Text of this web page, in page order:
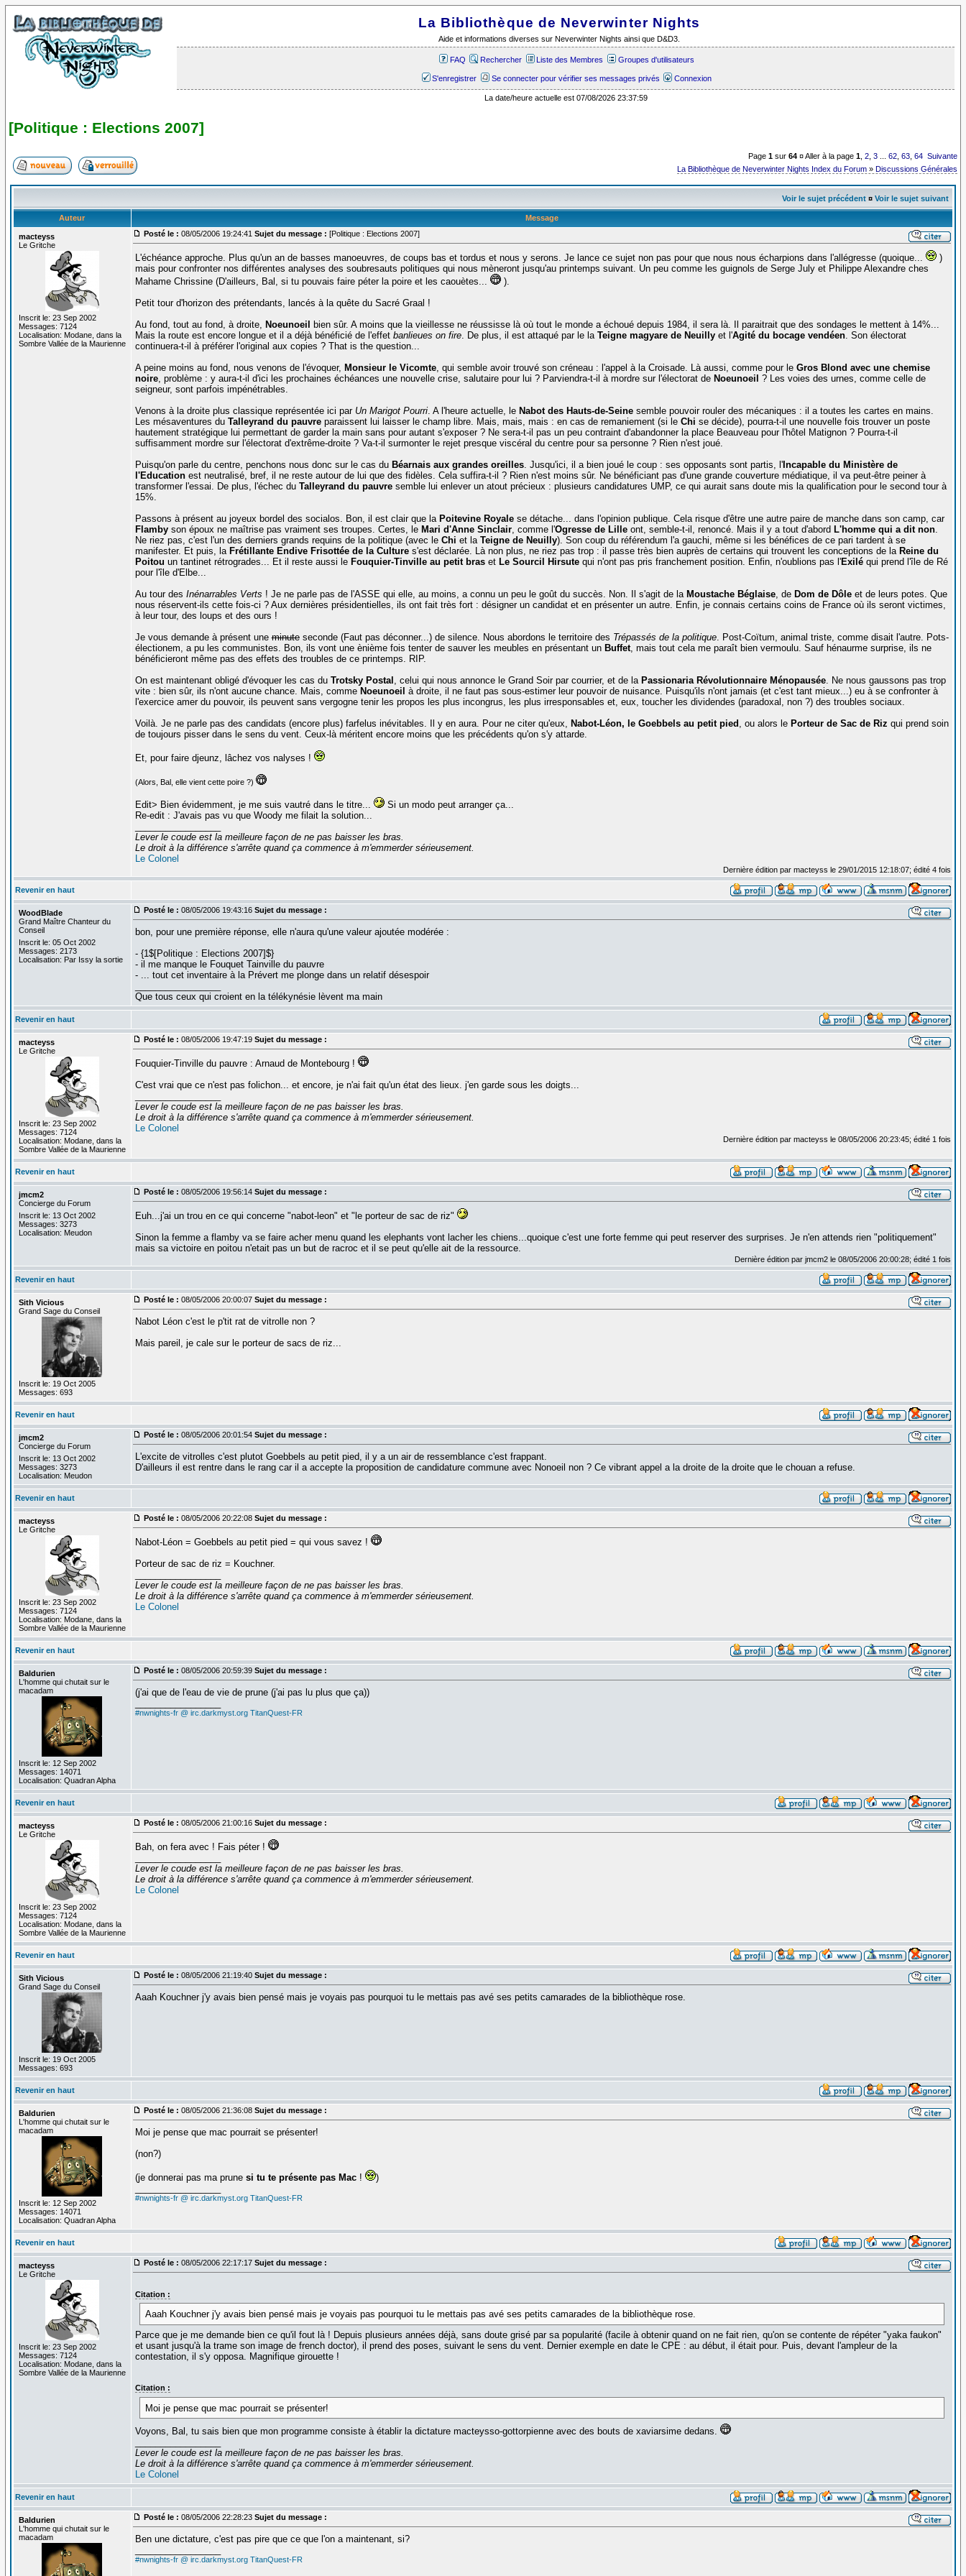
La Bibliothèque de Neverwinter Nights
Aide et informations diverses sur Neverwinter Nights ainsi que D&D3.
FAQ Rechercher Liste des Membres Groupes d'utilisateurs
S'enregistrer Se connecter pour vérifier ses messages privés Connexion
La date/heure actuelle est 07/08/2026 23:37:59
[Politique : Elections 2007]
Page1 sur64 ¤ Aller à la page1 ,2 ,3 ...62 ,63 ,64 Suivante
La Bibliothèque de Neverwinter Nights Index du Forum »Discussions Générales
Voir le sujet précédent¤ Voir le sujet suivant
Auteur Message
macteyss
Le Gritche
Inscrit le: 23 Sep 2002
Messages: 7124
Localisation: Modane, dans la
Sombre Vallée de la Maurienne
Posté le : 08/05/2006 19:24:41 Sujet du message : [Politique : Elections 2007]
L'échéance approche. Plus qu'un an de basses manoeuvres, de coups bas et tordus et nous y serons. Je lance ce sujet non pas pour que nous nous écharpions dans l'allégresse (quoique...
)
mais pour confronter nos différentes analyses des soubresauts politiques qui nous mèneront jusqu'au printemps suivant. Un peu comme les guignols de Serge July et Philippe Alexandre ches
Mahame Chrissine (D'ailleurs, Bal, si tu pouvais faire péter la poire et les caouètes...
).
Petit tour d'horizon des prétendants, lancés à la quête du Sacré Graal !
Au fond, tout au fond, à droite,
Noeunoeil
bien sûr. A moins que la vieillesse ne réussisse là où tout le monde a échoué depuis 1984, il sera là. Il paraitrait que des sondages le mettent à 14%...
Mais la route est encore longue et il a déjà bénéficié de l'effet banlieues on fire. De plus, il est attaqué par le la Teigne magyare de Neuillyet l'Agité du bocage vendéen. Son électorat
continuera-t-il à préférer l'original aux copies ? That is the question...
A peine moins au fond, nous venons de l'évoquer, Monsieur le Vicomte, qui semble avoir trouvé son créneau : l'appel à la Croisade. Là aussi, comme pour le Gros Blond avec une chemise
noire, problème : y aura-t-il d'ici les prochaines échéances une nouvelle crise, salutaire pour lui ? Parviendra-t-il à mordre sur l'électorat de Noeunoeil ? Les voies des urnes, comme celle de
seigneur, sont parfois impénétrables.
Venons à la droite plus classique représentée ici par Un Marigot Pourri. A l'heure actuelle, le Nabot des Hauts-de-Seinesemble pouvoir rouler des mécaniques : il a toutes les cartes en mains.
Les mésaventures du Talleyrand du pauvreparaissent lui laisser le champ libre. Mais, mais, mais : en cas de remaniement (si le Chi se décide), pourra-t-il une nouvelle fois trouver un poste
hautement stratégique lui permettant de garder la main sans pour autant s'exposer ? Ne sera-t-il pas un peu contraint d'abandonner la place Beauveau pour l'hôtel Matignon ? Pourra-t-il
suffisamment mordre sur l'électorat d'extrême-droite ? Va-t-il surmonter le rejet presque viscéral du centre pour sa personne ? Rien n'est joué.
Puisqu'on parle du centre, penchons nous donc sur le cas du Béarnais aux grandes oreilles. Jusqu'ici, il a bien joué le coup : ses opposants sont partis, l'Incapable du Ministère de
l'Educationest neutralisé, bref, il ne reste autour de lui que des fidèles. Cela suffira-t-il ? Rien n'est moins sûr. Ne bénéficiant pas d'une grande couverture médiatique, il va peut-être peiner à
transformer l'essai. De plus, l'échec du Talleyrand du pauvresemble lui enlever un atout précieux : plusieurs candidatures UMP, ce qui aurait sans doute mis la qualification pour le second tour à
15%.
Passons à présent au joyeux bordel des socialos. Bon, il est clair que la Poitevine Royalese détache... dans l'opinion publique. Cela risque d'être une autre paire de manche dans son camp, car
Flambyson époux ne maîtrise pas vraiment ses troupes. Certes, le Mari d'Anne Sinclair, comme l'Ogresse de Lilleont, semble-t-il, renoncé. Mais il y a tout d'abord L'homme qui a dit non.
Ne riez pas, c'est l'un des derniers grands requins de la politique (avec le Chi et la Teigne de Neuilly). Son coup du référendum l'a gauchi, même si les bénéfices de ce pari tardent à se
manifester. Et puis, la Frétillante Endive Frisottée de la Cultures'est déclarée. Là non plus, ne riez pas trop : il passe très bien auprès de certains qui trouvent les conceptions de la Reine du
Poitou un tantinet rétrogrades... Et il reste aussi le Fouquier-Tinville au petit braset Le Sourcil Hirsutequi n'ont pas pris franchement position. Enfin, n'oublions pas l'Exiléqui prend l'île de Ré
pour l'île d'Elbe...
Au tour des Inénarrables Verts ! Je ne parle pas de l'ASSE qui elle, au moins, a connu un peu le goût du succès. Non. Il s'agit de la Moustache Béglaise, de Dom de Dôleet de leurs potes. Que
nous réservent-ils cette fois-ci ? Aux dernières présidentielles, ils ont fait très fort : désigner un candidat et en présenter un autre. Enfin, je connais certains coins de France où ils seront victimes,
à leur tour, des loups et des ours !
Je vous demande à présent uneminuteseconde (Faut pas déconner...) de silence. Nous abordons le territoire des Trépassés de la politique. Post-Coïtum, animal triste, comme disait l'autre. Pots-
électionem, a pu les communistes. Bon, ils vont une ènième fois tenter de sauver les meubles en présentant un Buffet, mais tout cela me paraît bien vermoulu. Sauf hénaurme surprise, ils ne
bénéficieront même pas des effets des troubles de ce printemps. RIP.
On est maintenant obligé d'évoquer les cas du Trotsky Postal , celui qui nous annonce le Grand Soir par courrier, et de la Passionaria Révolutionnaire Ménopausée. Ne nous gaussons pas trop
vite : bien sûr, ils n'ont aucune chance. Mais, comme Noeunoeil à droite, il ne faut pas sous-estimer leur pouvoir de nuisance. Puisqu'ils n'ont jamais (et c'est tant mieux...) eu à se confronter à
l'exercice amer du pouvoir, ils peuvent sans vergogne tenir les propos les plus incongrus, les plus irresponsables et, eux, toucher les dividendes (paradoxal, non ?) des troubles sociaux.
Voilà. Je ne parle pas des candidats (encore plus) farfelus inévitables. Il y en aura. Pour ne citer qu'eux,
Nabot-Léon, le Goebbels au petit pied , ou alors le Porteur de Sac de Riz qui prend soin
de toujours pisser dans le sens du vent. Ceux-là méritent encore moins que les précédents qu'on s'y attarde.
Et, pour faire djeunz, lâchez vos nalyses !
(Alors, Bal, elle vient cette poire ?)
Edit> Bien évidemment, je me suis vautré dans le titre...
Si un modo peut arranger ça...
Re-edit : J'avais pas vu que Woody me filait la solution...
Lever le coude est la meilleure façon de ne pas baisser les bras.
Le droit à la différence s'arrête quand ça commence à m'emmerder sérieusement.
Le Colonel
Dernière édition par macteyss le 29/01/2015 12:18:07; édité 4 fois
Revenir en haut
WoodBlade
Grand Maître Chanteur du
Conseil
Inscrit le: 05 Oct 2002
Messages: 2173
Localisation: Par Issy la sortie
Posté le : 08/05/2006 19:43:16 Sujet du message :
bon, pour une première réponse, elle n'aura qu'une valeur ajoutée modérée :
- {1$[Politique : Elections 2007]$}
- il me manque le Fouquet Tainville du pauvre
- ... tout cet inventaire à la Prévert me plonge dans un relatif désespoir
Que tous ceux qui croient en la télékynésie lèvent ma main
Revenir en haut
macteyss
Le Gritche
Inscrit le: 23 Sep 2002
Messages: 7124
Localisation: Modane, dans la
Sombre Vallée de la Maurienne
Posté le : 08/05/2006 19:47:19 Sujet du message :
Fouquier-Tinville du pauvre : Arnaud de Montebourg !
C'est vrai que ce n'est pas folichon... et encore, je n'ai fait qu'un état des lieux. j'en garde sous les doigts...
Lever le coude est la meilleure façon de ne pas baisser les bras.
Le droit à la différence s'arrête quand ça commence à m'emmerder sérieusement.
Le Colonel
Dernière édition par macteyss le 08/05/2006 20:23:45; édité 1 fois
Revenir en haut
jmcm2
Concierge du Forum
Inscrit le: 13 Oct 2002
Messages: 3273
Localisation: Meudon
Posté le : 08/05/2006 19:56:14 Sujet du message :
Euh...j'ai un trou en ce qui concerne "nabot-leon" et "le porteur de sac de riz"
Sinon la femme a flamby va se faire acher menu quand les elephants vont lacher les chiens...quoique c'est une forte femme qui peut reserver des surprises. Je n'en attends rien "politiquement"
mais sa victoire en poitou n'etait pas un but de racroc et il se peut qu'elle ait de la ressource.
Dernière édition par jmcm2 le 08/05/2006 20:00:28; édité 1 fois
Revenir en haut
Sith Vicious
Grand Sage du Conseil
Inscrit le: 19 Oct 2005
Messages: 693
Posté le : 08/05/2006 20:00:07 Sujet du message :
Nabot Léon c'est le p'tit rat de vitrolle non ?
Mais pareil, je cale sur le porteur de sacs de riz...
Revenir en haut
jmcm2
Concierge du Forum
Inscrit le: 13 Oct 2002
Messages: 3273
Localisation: Meudon
Posté le : 08/05/2006 20:01:54 Sujet du message :
L'excite de vitrolles c'est plutot Goebbels au petit pied, il y a un air de ressemblance c'est frappant.
D'ailleurs il est rentre dans le rang car il a accepte la proposition de candidature commune avec Nonoeil non ? Ce vibrant appel a la droite de la droite que le chouan a refuse.
Revenir en haut
macteyss
Le Gritche
Inscrit le: 23 Sep 2002
Messages: 7124
Localisation: Modane, dans la
Sombre Vallée de la Maurienne
Posté le : 08/05/2006 20:22:08 Sujet du message :
Nabot-Léon = Goebbels au petit pied = qui vous savez !
Porteur de sac de riz = Kouchner.
Lever le coude est la meilleure façon de ne pas baisser les bras.
Le droit à la différence s'arrête quand ça commence à m'emmerder sérieusement.
Le Colonel
Revenir en haut
Baldurien
L'homme qui chutait sur le
macadam
Inscrit le: 12 Sep 2002
Messages: 14071
Localisation: Quadran Alpha
Posté le : 08/05/2006 20:59:39 Sujet du message :
(j'ai que de l'eau de vie de prune (j'ai pas lu plus que ça))
#nwnights-fr @ irc.darkmyst.org TitanQuest-FR
Revenir en haut
macteyss
Le Gritche
Inscrit le: 23 Sep 2002
Messages: 7124
Localisation: Modane, dans la
Sombre Vallée de la Maurienne
Posté le : 08/05/2006 21:00:16 Sujet du message :
Bah, on fera avec ! Fais péter !
Lever le coude est la meilleure façon de ne pas baisser les bras.
Le droit à la différence s'arrête quand ça commence à m'emmerder sérieusement.
Le Colonel
Revenir en haut
Sith Vicious
Grand Sage du Conseil
Inscrit le: 19 Oct 2005
Messages: 693
Posté le : 08/05/2006 21:19:40 Sujet du message :
Aaah Kouchner j'y avais bien pensé mais je voyais pas pourquoi tu le mettais pas avé ses petits camarades de la bibliothèque rose.
Revenir en haut
Baldurien
L'homme qui chutait sur le
macadam
Inscrit le: 12 Sep 2002
Messages: 14071
Localisation: Quadran Alpha
Posté le : 08/05/2006 21:36:08 Sujet du message :
Moi je pense que mac pourrait se présenter!
(non?)
(je donnerai pas ma prune si tu te présente pas Mac!
)
#nwnights-fr @ irc.darkmyst.org TitanQuest-FR
Revenir en haut
macteyss
Le Gritche
Inscrit le: 23 Sep 2002
Messages: 7124
Localisation: Modane, dans la
Sombre Vallée de la Maurienne
Posté le : 08/05/2006 22:17:17 Sujet du message :
Citation :
Aaah Kouchner j'y avais bien pensé mais je voyais pas pourquoi tu le mettais pas avé ses petits camarades de la bibliothèque rose.
Parce que je me demande bien ce qu'il fout là ! Depuis plusieurs années déjà, sans doute grisé par sa popularité (facile à obtenir quand on ne fait rien, qu'on se contente de répéter "yaka faukon"
et usant jusqu'à la trame son image de french doctor), il prend des poses, suivant le sens du vent. Dernier exemple en date le CPE : au début, il était pour. Puis, devant l'ampleur de la
contestation, il s'y opposa. Magnifique girouette !
Citation :
Moi je pense que mac pourrait se présenter!
Voyons, Bal, tu sais bien que mon programme consiste à établir la dictature macteysso-gottorpienne avec des bouts de xaviarsime dedans.
Lever le coude est la meilleure façon de ne pas baisser les bras.
Le droit à la différence s'arrête quand ça commence à m'emmerder sérieusement.
Le Colonel
Revenir en haut
Baldurien
L'homme qui chutait sur le
macadam
Posté le : 08/05/2006 22:28:23 Sujet du message :
Ben une dictature, c'est pas pire que ce que l'on a maintenant, si?
#nwnights-fr @ irc.darkmyst.org TitanQuest-FR